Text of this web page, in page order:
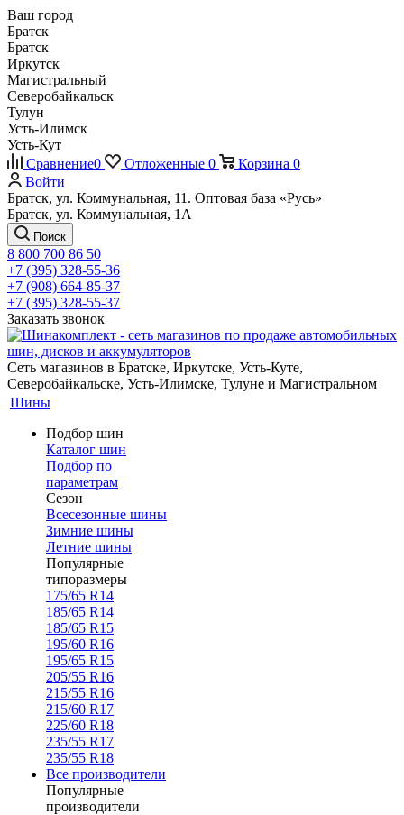
Ваш город
Братск
Братск
Иркутск
Магистральный
Северобайкальск
Тулун
Усть-Илимск
Усть-Кут
Сравнение0 Отложенные 0 Корзина 0
Войти
Братск, ул. Коммунальная, 11. Оптовая база «Русь»
Братск, ул. Коммунальная, 1А
Поиск
8 800 700 86 50
+7 (395) 328-55-36
+7 (908) 664-85-37
+7 (395) 328-55-37
Заказать звонок
Сеть магазинов в Братске, Иркутске, Усть-Куте,
Северобайкальске, Усть-Илимске, Тулуне и Магистральном
Шины
Подбор шин
Каталог шин
Подбор по
параметрам
Сезон
Всесезонные шины
Зимние шины
Летние шины
Популярные
типоразмеры
175/65 R14
185/65 R14
185/65 R15
195/60 R16
195/65 R15
205/55 R16
215/55 R16
215/60 R17
225/60 R18
235/55 R17
235/55 R18
Все производители
Популярные
производители